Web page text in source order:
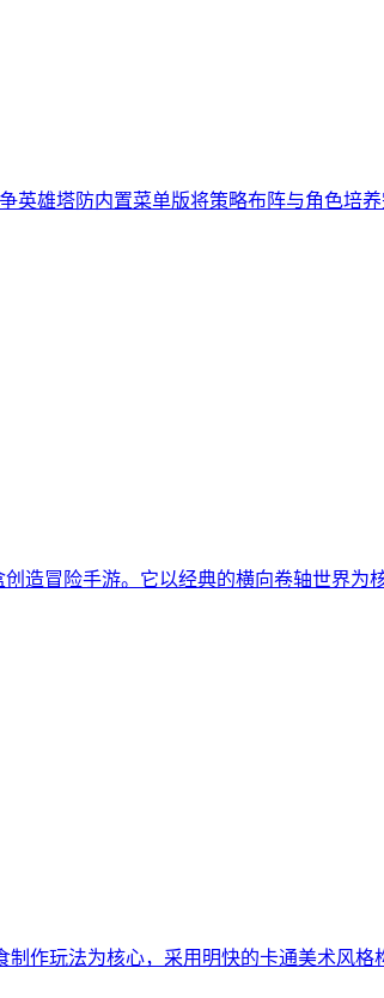
英雄塔防内置菜单版将策略布阵与角色培
造冒险手游。它以经典的横向卷轴世界
作玩法为核心，采用明快的卡通美术风